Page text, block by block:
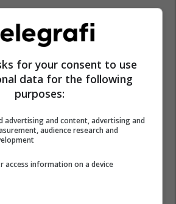
Studenicë
Kaliqan
for your consent to use
data for the following
purposes:
advertising and content, advertising and
audience research and
access information on a device